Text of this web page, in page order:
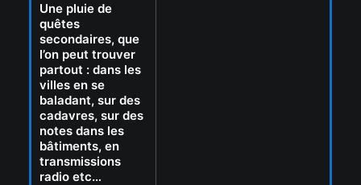
Une pluie de
quêtes
secondaires, que
l’on peut trouver
partout : dans les
villes en se
baladant, sur des
cadavres, sur des
notes dans les
bâtiments, en
transmissions
radio etc…